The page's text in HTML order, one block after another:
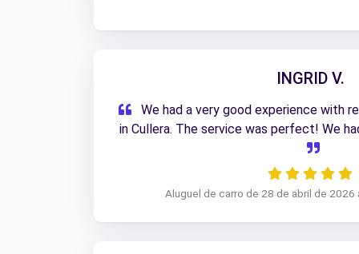
INGRID V.
We had a very good experience with
Aluguel de carro de 28 de abril de 2026